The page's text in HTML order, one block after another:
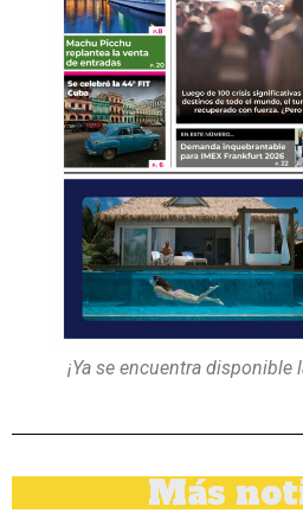
¡Ya se encuentra disponible
Más